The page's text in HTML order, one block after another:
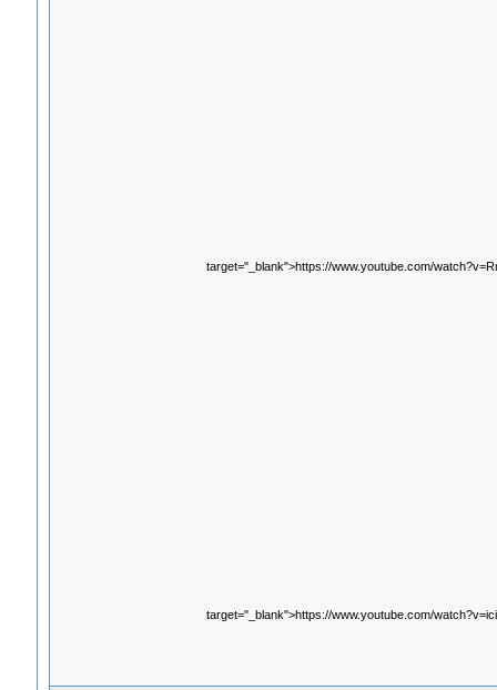
target="_blank">https://www.youtube.com/
target="_blank">https://www.youtube.com/